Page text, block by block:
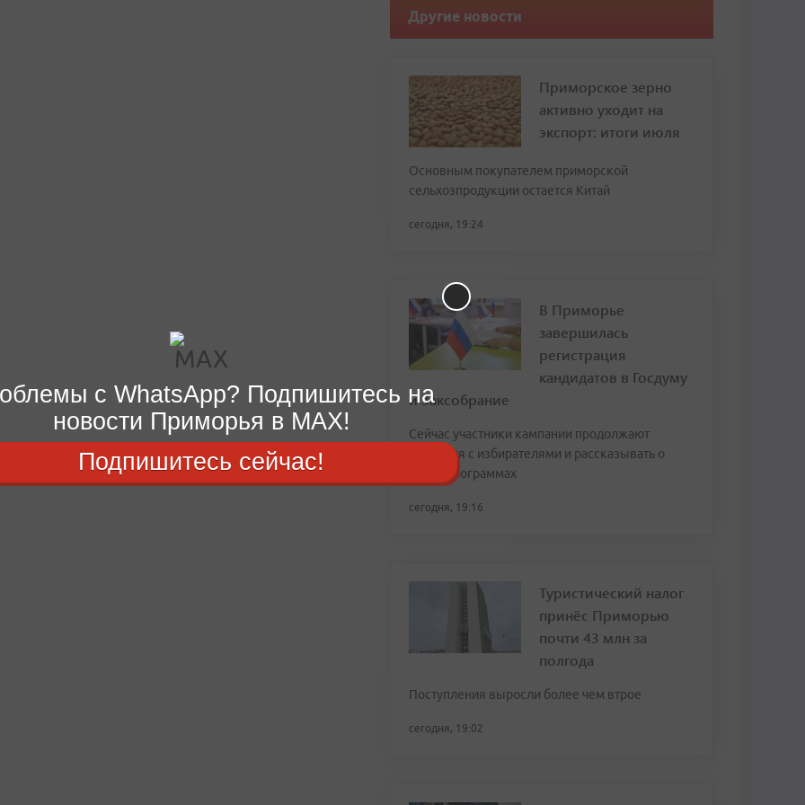
Другие новости
Приморское зерно
активно уходит на
экспорт: итоги июля
Основным покупателем приморской
сельхозпродукции остается Китай
сегодня, 19:24
В Приморье
завершилась
регистрация
кандидатов в Госдуму
и Заксобрание
Сейчас участники кампании продолжают
общаться с избирателями и рассказывать о
своих программах
сегодня, 19:16
Туристический налог
принёс Приморью
почти 43 млн за
полгода
Поступления выросли более чем втрое
сегодня, 19:02
с WhatsApp? Подпишитесь на
новости Приморья в MAX!
Подпишитесь сейчас!